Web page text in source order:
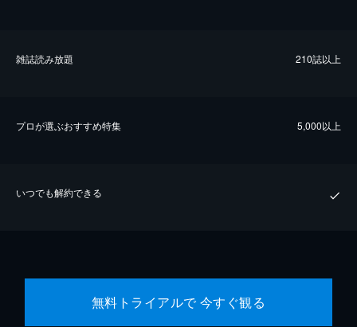
雑誌読み放題 210誌以上
プロが選ぶおすすめ特集 5,000以上
いつでも解約できる
無料トライアルで 今すぐ観る